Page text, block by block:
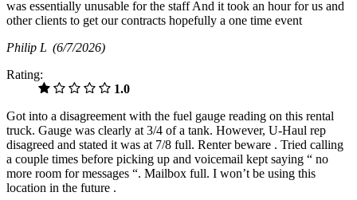
was essentially unusable for the staff And it took an hour for us and
other clients to get our contracts hopefully a one time event
Philip L (6/7/2026)
Rating:
1.0
Got into a disagreement with the fuel gauge reading on this rental
truck. Gauge was clearly at 3/4 of a tank. However, U-Haul rep
disagreed and stated it was at 7/8 full. Renter beware . Tried calling
a couple times before picking up and voicemail kept saying “ no
more room for messages “. Mailbox full. I won’t be using this
location in the future .